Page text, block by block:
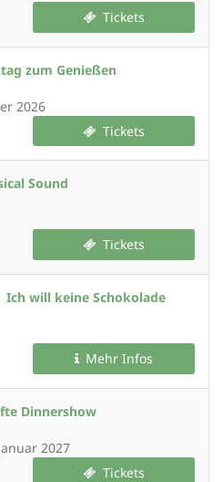
Tickets
zum Genießen
2026
Tickets
Sound
Tickets
Ich will keine Schokolade
Mehr Infos
Dinnershow
2027
Tickets